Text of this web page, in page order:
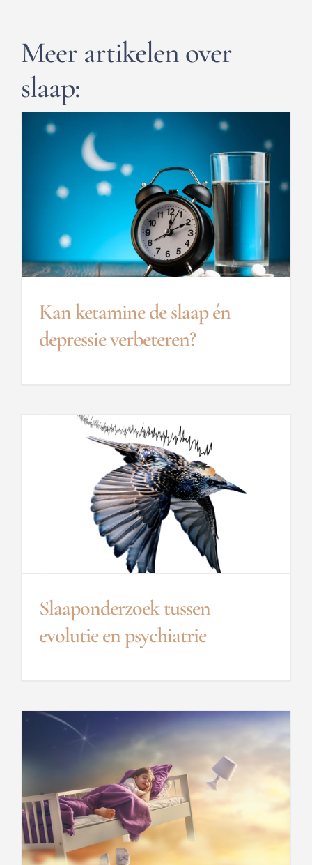
Meer artikelen over
slaap:
Kan ketamine de slaap én
depressie verbeteren?
Slaaponderzoek tussen
evolutie en psychiatrie